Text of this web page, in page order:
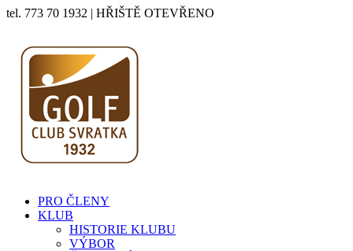
tel. 773 70 1932 | HŘIŠTĚ OTEVŘENO
PRO ČLENY
KLUB
HISTORIE KLUBU
VÝBOR